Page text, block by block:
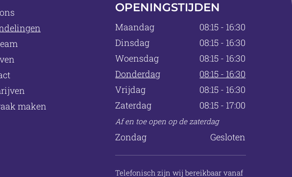
maken
OPENINGSTIJDEN
Maandag
08:15 - 16:30
Dinsdag
08:15 - 16:30
Woensdag
08:15 - 16:30
Donderdag
08:15 - 16:30
Vrijdag
08:15 - 16:30
Zaterdag
08:15 - 17:00
Af en toe open op de zaterdag
Zondag Gesloten
Telefonisch zijn wij bereikbaar vanaf